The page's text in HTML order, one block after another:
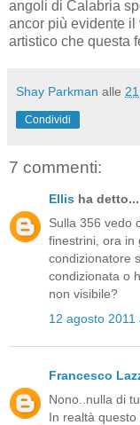
angoli di Calabria
ancor più evidente
artistico che questa
Shay Parkman alle
Condividi
7 commenti:
Ellis ha detto...
Sulla 356 vedo
finestrini, ora in
condizionatore
condizionata o
non visibile?
12 agosto
Francesco
Nono..nulla di
In realtà